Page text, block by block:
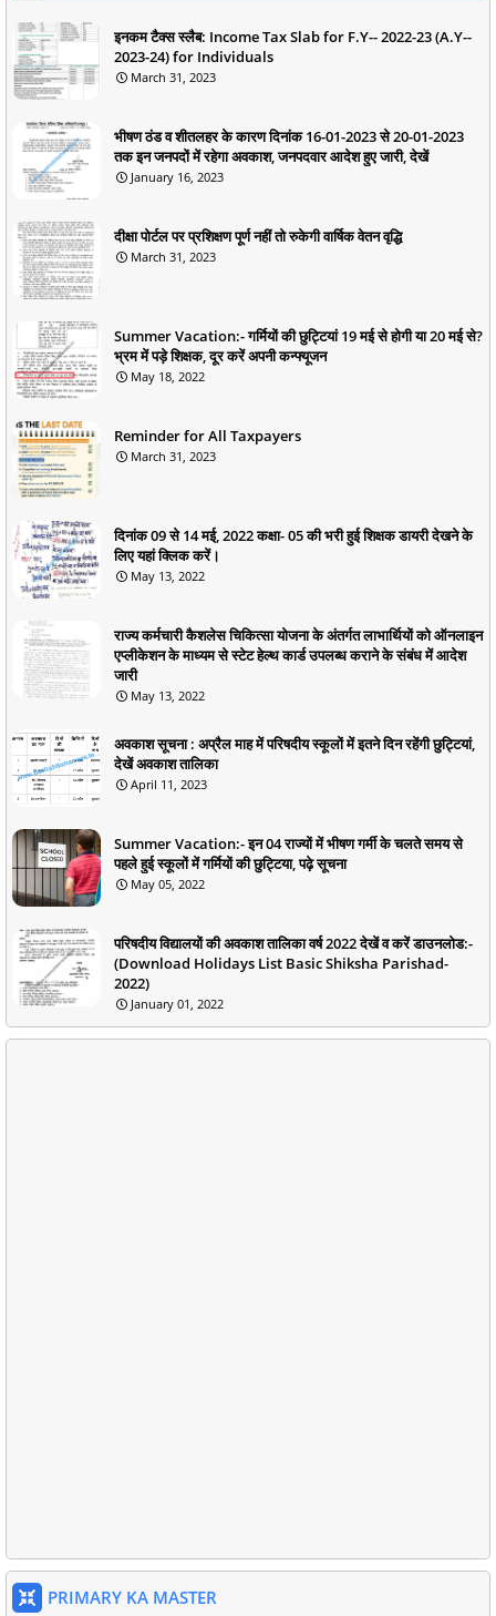
इनकम टैक्स स्लैब: Income Tax Slab for F.Y-- 2022-23 (A.Y--
2023-24) for Individuals
March 31, 2023
भीषण ठंड व शीतलहर के कारण दिनांक 16-01-2023 से 20-01-2023
तक इन जनपदों में रहेगा अवकाश, जनपदवार आदेश हुए जारी, देखें
January 16, 2023
दीक्षा पोर्टल पर प्रशिक्षण पूर्ण नहीं तो रुकेगी वार्षिक वेतन वृद्धि
March 31, 2023
Summer Vacation:- गर्मियों की छुट्टियां 19 मई से होगी या 20 मई से?
भ्रम में पड़े शिक्षक, दूर करें अपनी कन्फ्यूजन
May 18, 2022
Reminder for All Taxpayers
March 31, 2023
दिनांक 09 से 14 मई, 2022 कक्षा- 05 की भरी हुई शिक्षक डायरी देखने के
लिए यहां क्लिक करें।
May 13, 2022
राज्य कर्मचारी कैशलेस चिकित्सा योजना के अंतर्गत लाभार्थियों को ऑनलाइन
एप्लीकेशन के माध्यम से स्टेट हेल्थ कार्ड उपलब्ध कराने के संबंध में आदेश
जारी
May 13, 2022
अवकाश सूचना : अप्रैल माह में परिषदीय स्कूलों में इतने दिन रहेंगी छुट्टियां,
देखें अवकाश तालिका
April 11, 2023
Summer Vacation:- इन 04 राज्यों में भीषण गर्मी के चलते समय से
पहले हुई स्कूलों में गर्मियों की छुट्टिया, पढ़े सूचना
May 05, 2022
परिषदीय विद्यालयों की अवकाश तालिका वर्ष 2022 देखें व करें डाउनलोड:-
(Download Holidays List Basic Shiksha Parishad-
2022)
January 01, 2022
PRIMARY KA MASTER